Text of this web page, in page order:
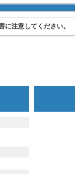
に注意してください。